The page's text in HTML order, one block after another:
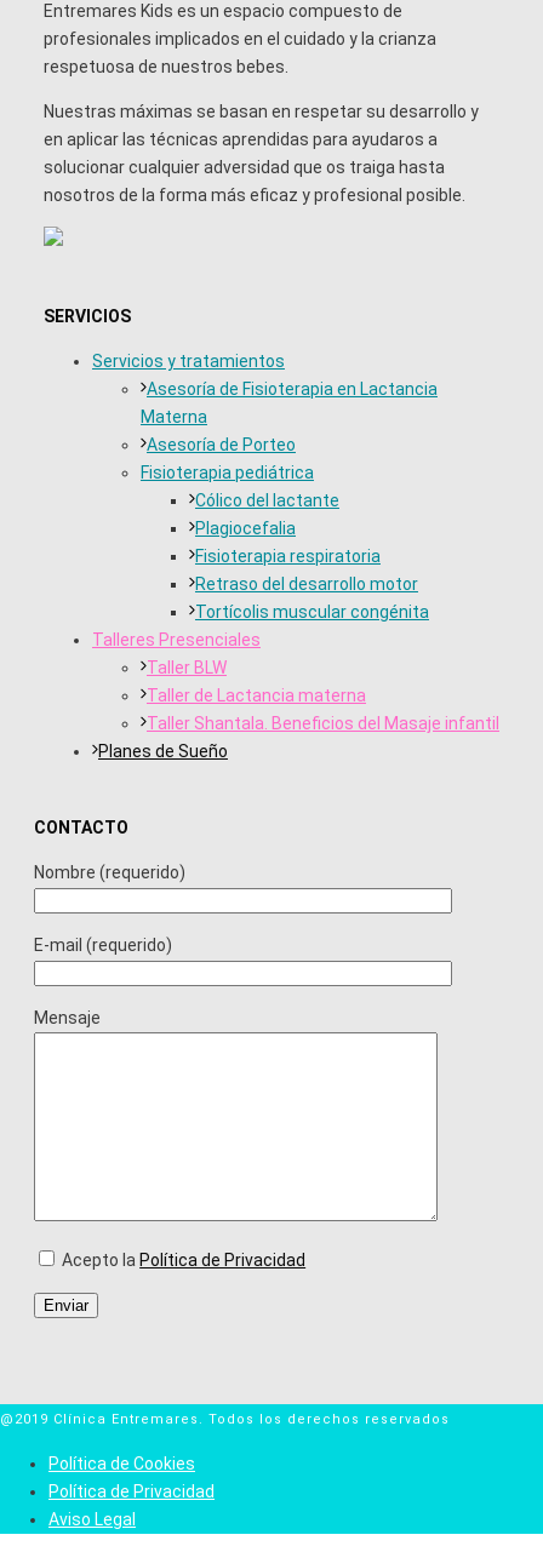
Entremares Kids es un espacio compuesto de
profesionales implicados en el cuidado y la crianza
respetuosa de nuestros bebes.
Nuestras máximas se basan en respetar su desarrollo y
en aplicar las técnicas aprendidas para ayudaros a
solucionar cualquier adversidad que os traiga hasta
nosotros de la forma más eficaz y profesional posible.
SERVICIOS
Servicios y tratamientos
Asesoría de Fisioterapia en Lactancia
Materna
Asesoría de Porteo
Fisioterapia pediátrica
Cólico del lactante
Plagiocefalia
Fisioterapia respiratoria
Retraso del desarrollo motor
Tortícolis muscular congénita
Talleres Presenciales
Taller BLW
Taller de Lactancia materna
Taller Shantala. Beneficios del Masaje infantil
Planes de Sueño
CONTACTO
Nombre (requerido)
E-mail (requerido)
Mensaje
Acepto la Política de Privacidad
@2019 Clínica Entremares. Todos los derechos reservados
Política de Cookies
Política de Privacidad
Aviso Legal